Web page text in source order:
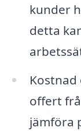
kunder
detta
offert
jämföra